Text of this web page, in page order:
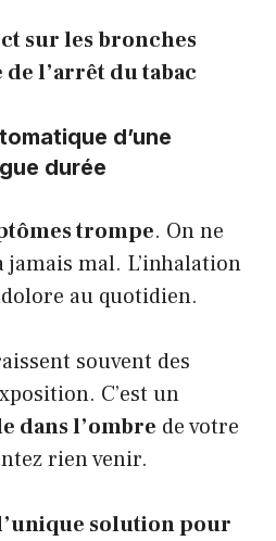
sur les bronches
l’arrêt du tabac
d’une
durée
trompe. On ne
jamais mal. L’inhalation
au quotidien.
souvent des
C’est un
dans l’ombre de votre
rien venir.
solution pour